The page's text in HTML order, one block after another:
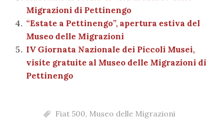
Migrazioni di Pettinengo
“Estate a Pettinengo”, apertura estiva del
Museo delle Migrazioni
IV Giornata Nazionale dei Piccoli Musei,
visite gratuite al Museo delle Migrazioni di
Pettinengo
Fiat 500, Museo delle Migrazioni